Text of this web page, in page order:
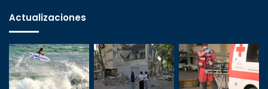
Actualizaciones